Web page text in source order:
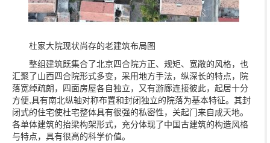
杜家大院现状尚存的老建筑布局图
整组建筑既集合了北京四合院方正、规矩、宽敞的风格，也
汇聚了山西四合院形式多变，采用地方手法，纵深长的特点，院
落宽绰疏朗，四面房屋各自独立，又有游廊连接彼此，起居十分
方便,具有南北纵轴对称布置和封闭独立的院落为基本特征。其封
闭式的住宅使杜宅整体具有很强的私密性，关起门来自成天地。
各单体建筑的抬梁构架形式，充分体现了中国古建筑的构造风格
与特点，具有很高的科学价值。